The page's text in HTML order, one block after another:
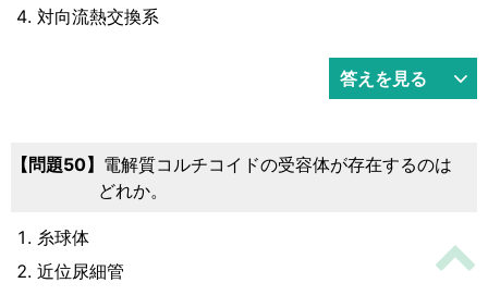
対向流熱交換系
答えを見る
50
電解質コルチコイドの受容体が存在するのは
どれか。
糸球体
近位尿細管